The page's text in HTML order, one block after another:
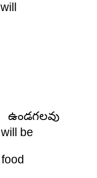
will
ఉండగలవు
will be
food